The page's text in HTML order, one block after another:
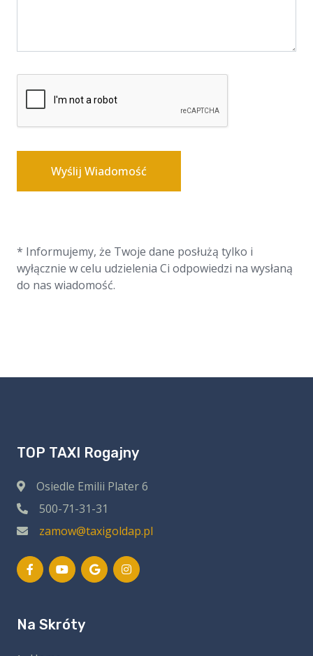
Wyślij Wiadomość
* Informujemy, że Twoje dane posłużą tylko i
wyłącznie w celu udzielenia Ci odpowiedzi na wysłaną
do nas wiadomość.
TOP TAXI Rogajny
Osiedle Emilii Plater 6
500-71-31-31
zamow@taxigoldap.pl
Na Skróty